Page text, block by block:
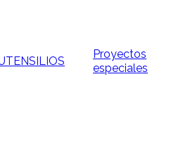
Proyectos
especiales